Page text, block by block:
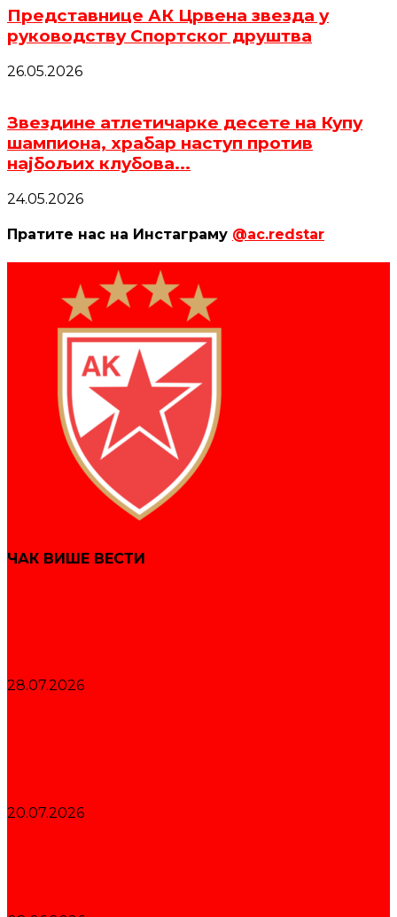
Представнице АК Црвена звезда у
руководству Спортског друштва
26.05.2026
Звездине атлетичарке десете на Купу
шампиона, храбар наступ против
најбољих клубова...
24.05.2026
Пратите нас на Инстаграму @ac.redstar
ЧАК ВИШЕ ВЕСТИ
28.07.2026
20.07.2026